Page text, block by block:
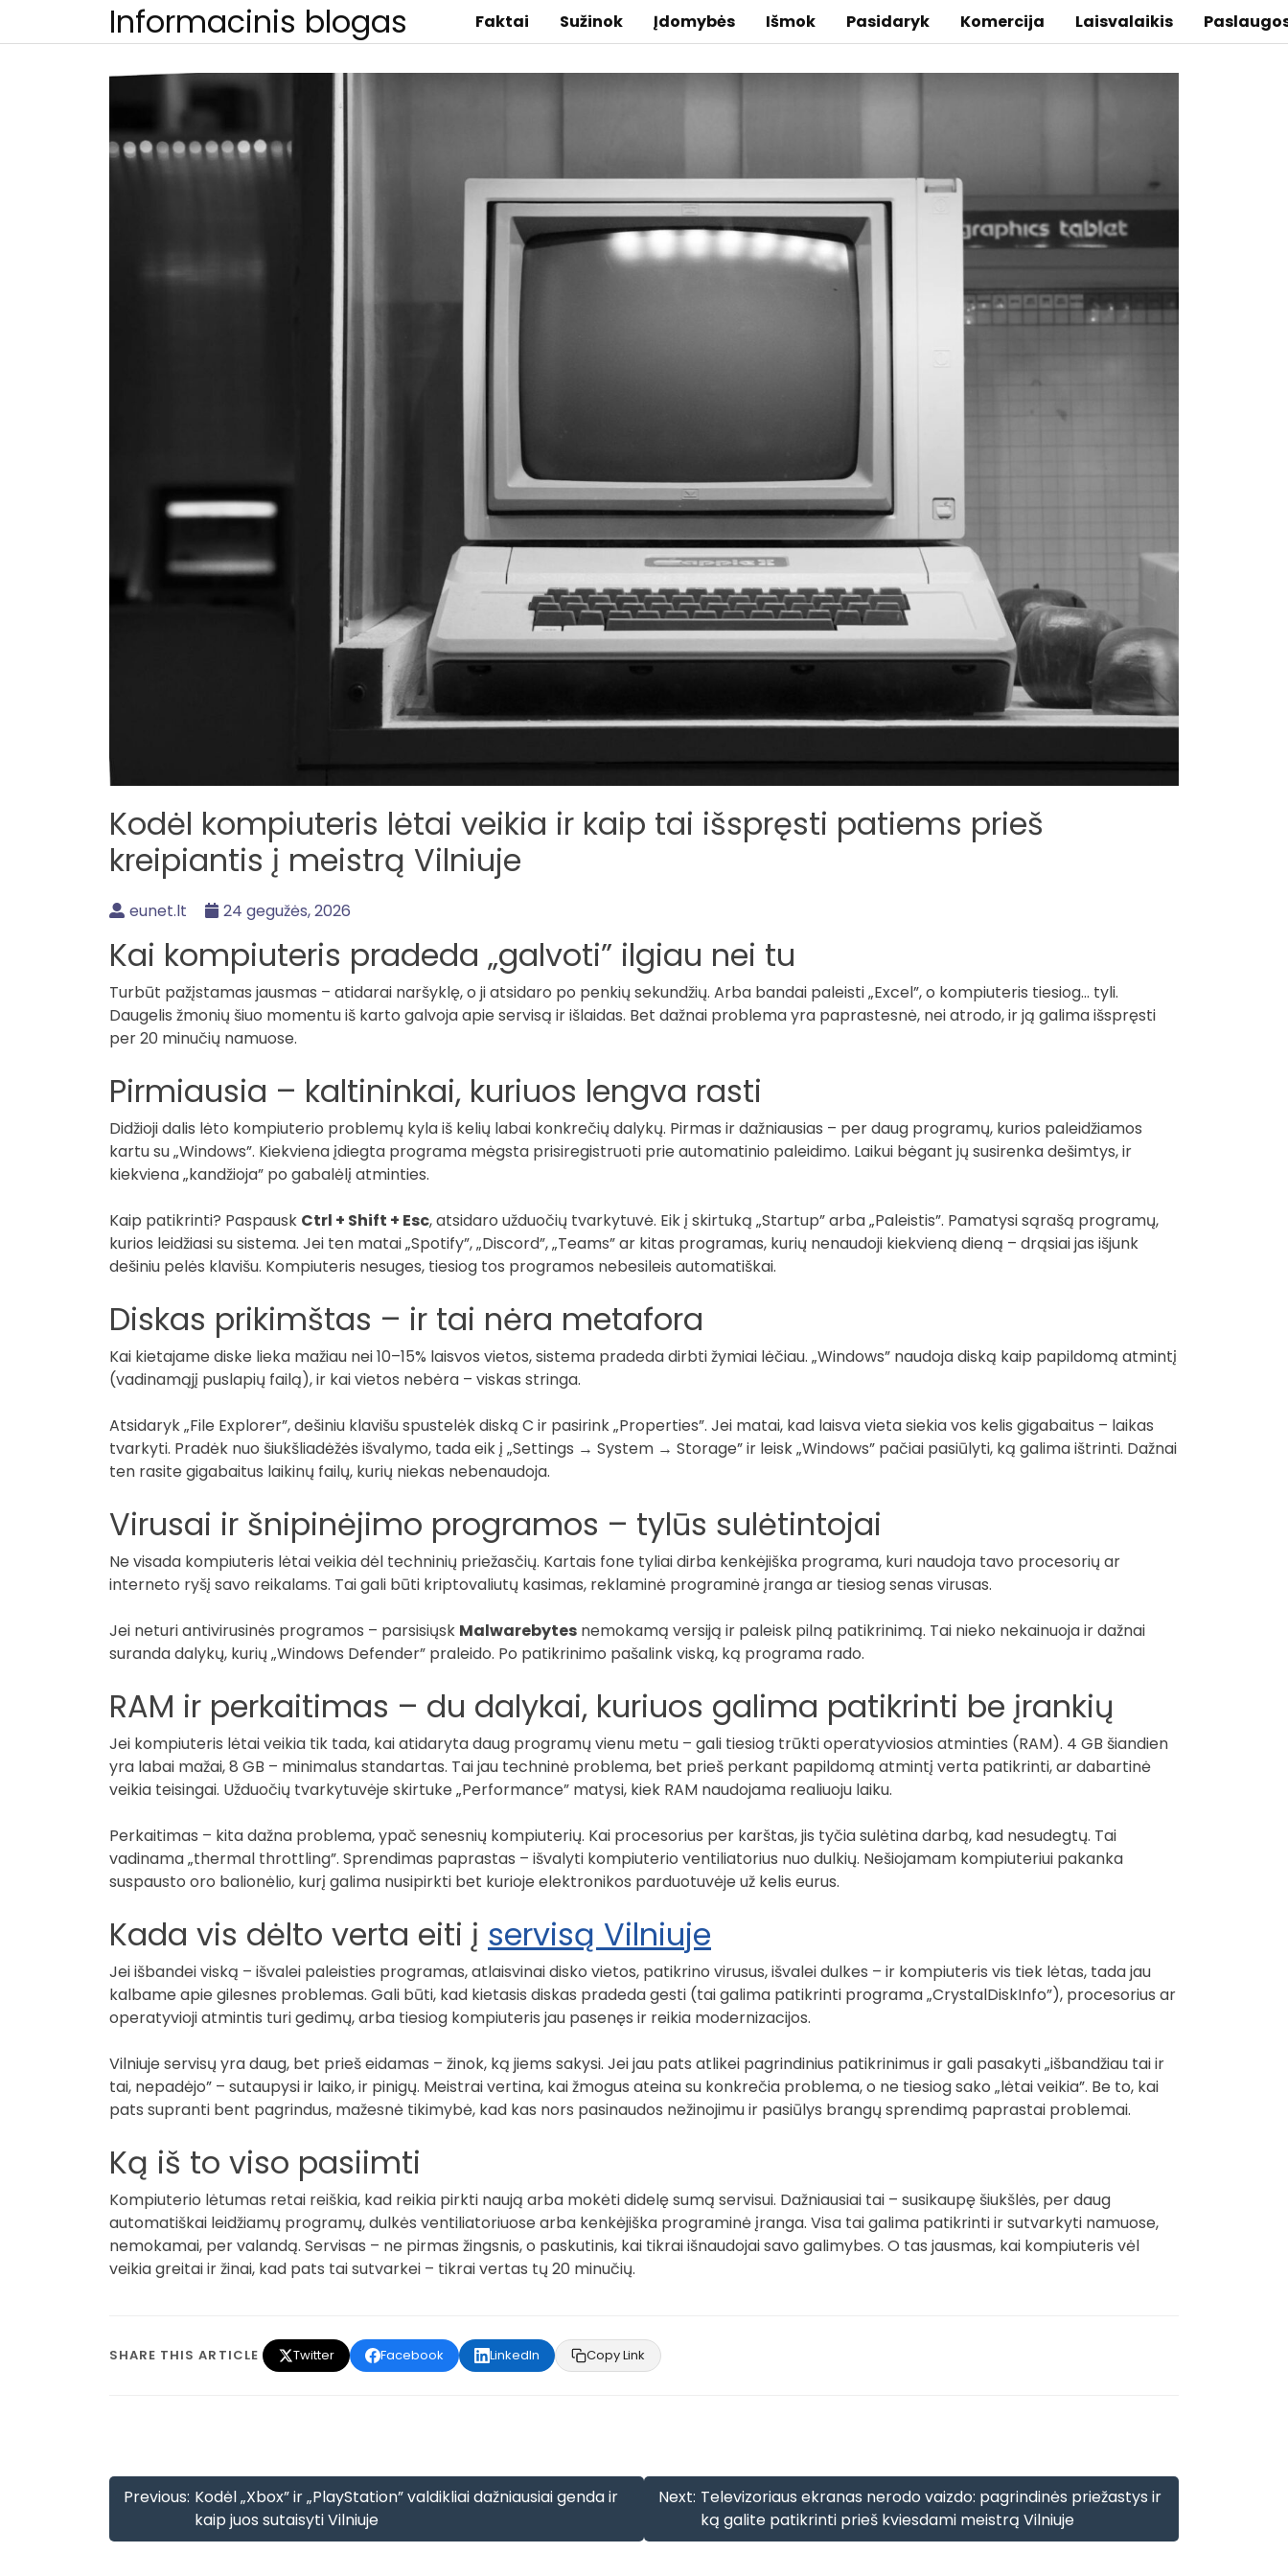
Informacinis blogas Faktai Sužinok Įdomybės Išmok Pasidaryk Komercija Laisvalaikis
Kodėl kompiuteris lėtai veikia ir kaip tai išspręsti patiems prieš
kreipiantis į meistrą Vilniuje
eunet.lt 24 gegužės, 2026
Kai kompiuteris pradeda „galvoti” ilgiau nei tu
Turbūt pažįstamas jausmas – atidarai naršyklę, o ji atsidaro po penkių sekundžių. Arba bandai paleisti „Excel”, o kompiuteris tiesiog… tyli.
Daugelis žmonių šiuo momentu iš karto galvoja apie servisą ir išlaidas. Bet dažnai problema yra paprastesnė, nei atrodo, ir ją galima išspręsti
per 20 minučių namuose.
Pirmiausia – kaltininkai, kuriuos lengva rasti
Didžioji dalis lėto kompiuterio problemų kyla iš kelių labai konkrečių dalykų. Pirmas ir dažniausias – per daug programų, kurios paleidžiamos
kartu su „Windows”. Kiekviena įdiegta programa mėgsta prisiregistruoti prie automatinio paleidimo. Laikui bėgant jų susirenka dešimtys, ir
kiekviena „kandžioja” po gabalėlį atminties.
Kaip patikrinti? Paspausk Ctrl + Shift + Esc, atsidaro užduočių tvarkytuvė. Eik į skirtuką „Startup” arba „Paleistis”. Pamatysi sąrašą programų,
kurios leidžiasi su sistema. Jei ten matai „Spotify”, „Discord”, „Teams” ar kitas programas, kurių nenaudoji kiekvieną dieną – drąsiai jas išjunk
dešiniu pelės klavišu. Kompiuteris nesuges, tiesiog tos programos nebesileis automatiškai.
Diskas prikimštas – ir tai nėra metafora
Kai kietajame diske lieka mažiau nei 10–15% laisvos vietos, sistema pradeda dirbti žymiai lėčiau. „Windows” naudoja diską kaip papildomą atmintį
(vadinamąjį puslapių failą), ir kai vietos nebėra – viskas stringa.
Atsidaryk „File Explorer”, dešiniu klavišu spustelėk diską C ir pasirink „Properties”. Jei matai, kad laisva vieta siekia vos kelis gigabaitus – laikas
tvarkyti. Pradėk nuo šiukšliadėžės išvalymo, tada eik į „Settings → System → Storage” ir leisk „Windows” pačiai pasiūlyti, ką galima ištrinti. Dažnai
ten rasite gigabaitus laikinų failų, kurių niekas nebenaudoja.
Virusai ir šnipinėjimo programos – tylūs sulėtintojai
Ne visada kompiuteris lėtai veikia dėl techninių priežasčių. Kartais fone tyliai dirba kenkėjiška programa, kuri naudoja tavo procesorių ar
interneto ryšį savo reikalams. Tai gali būti kriptovaliutų kasimas, reklaminė programinė įranga ar tiesiog senas virusas.
Jei neturi antivirusinės programos – parsisiųsk Malwarebytes nemokamą versiją ir paleisk pilną patikrinimą. Tai nieko nekainuoja ir dažnai
suranda dalykų, kurių „Windows Defender” praleido. Po patikrinimo pašalink viską, ką programa rado.
RAM ir perkaitimas – du dalykai, kuriuos galima patikrinti be įrankių
Jei kompiuteris lėtai veikia tik tada, kai atidaryta daug programų vienu metu – gali tiesiog trūkti operatyviosios atminties (RAM). 4 GB šiandien
yra labai mažai, 8 GB – minimalus standartas. Tai jau techninė problema, bet prieš perkant papildomą atmintį verta patikrinti, ar dabartinė
veikia teisingai. Užduočių tvarkytuvėje skirtuke „Performance” matysi, kiek RAM naudojama realiuoju laiku.
Perkaitimas – kita dažna problema, ypač senesnių kompiuterių. Kai procesorius per karštas, jis tyčia sulėtina darbą, kad nesudegtų. Tai
vadinama „thermal throttling”. Sprendimas paprastas – išvalyti kompiuterio ventiliatorius nuo dulkių. Nešiojamam kompiuteriui pakanka
suspausto oro balionėlio, kurį galima nusipirkti bet kurioje elektronikos parduotuvėje už kelis eurus.
Kada vis dėlto verta eiti į servisą Vilniuje
Jei išbandei viską – išvalei paleisties programas, atlaisvinai disko vietos, patikrino virusus, išvalei dulkes – ir kompiuteris vis tiek lėtas, tada jau
kalbame apie gilesnes problemas. Gali būti, kad kietasis diskas pradeda gesti (tai galima patikrinti programa „CrystalDiskInfo”), procesorius ar
operatyvioji atmintis turi gedimų, arba tiesiog kompiuteris jau pasenęs ir reikia modernizacijos.
Vilniuje servisų yra daug, bet prieš eidamas – žinok, ką jiems sakysi. Jei jau pats atlikei pagrindinius patikrinimus ir gali pasakyti „išbandžiau tai ir
tai, nepadėjo” – sutaupysi ir laiko, ir pinigų. Meistrai vertina, kai žmogus ateina su konkrečia problema, o ne tiesiog sako „lėtai veikia”. Be to, kai
pats supranti bent pagrindus, mažesnė tikimybė, kad kas nors pasinaudos nežinojimu ir pasiūlys brangų sprendimą paprastai problemai.
Ką iš to viso pasiimti
Kompiuterio lėtumas retai reiškia, kad reikia pirkti naują arba mokėti didelę sumą servisui. Dažniausiai tai – susikaupę šiukšlės, per daug
automatiškai leidžiamų programų, dulkės ventiliatoriuose arba kenkėjiška programinė įranga. Visa tai galima patikrinti ir sutvarkyti namuose,
nemokamai, per valandą. Servisas – ne pirmas žingsnis, o paskutinis, kai tikrai išnaudojai savo galimybes. O tas jausmas, kai kompiuteris vėl
veikia greitai ir žinai, kad pats tai sutvarkei – tikrai vertas tų 20 minučių.
SHARE THIS ARTICLE Twitter Facebook LinkedIn Copy Link
Navigacija
tarp
Previous: Kodėl „Xbox” ir „PlayStation” valdikliai dažniausiai genda ir
kaip juos sutaisyti Vilniuje
Next: Televizoriaus ekranas nerodo vaizdo: pagrindinės priežastys ir
ką galite patikrinti prieš kviesdami meistrą Vilniuje